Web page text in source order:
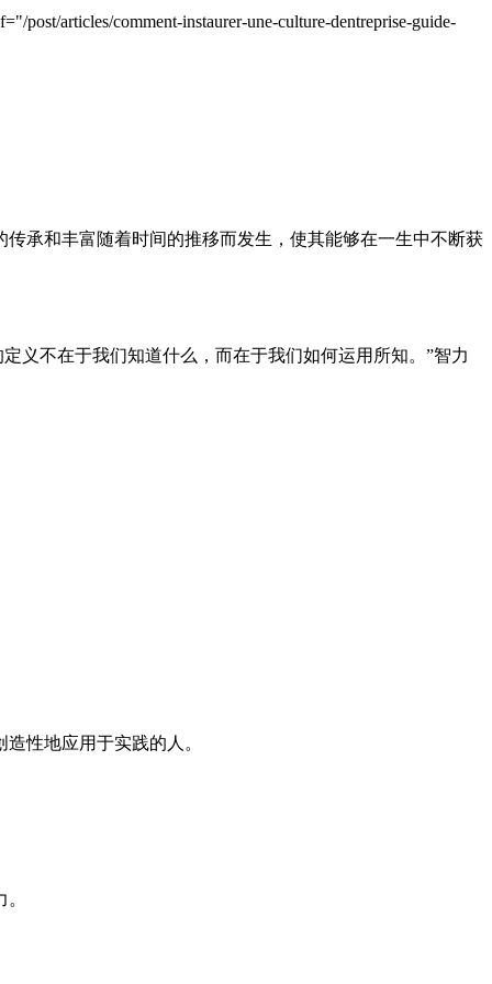
articles/comment-instaurer-une-culture-dentreprise-guide-
承和丰富随着时间的推移而发生，使其能够在一生中不断获
义不在于我们知道什么，而在于我们如何运用所知。”智力
性地应用于实践的人。